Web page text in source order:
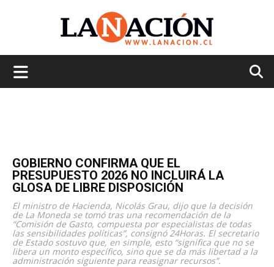
GOBIERNO CONFIRMA QUE EL
PRESUPUESTO 2026 NO INCLUIRÁ LA
GLOSA DE LIBRE DISPOSICIÓN
El ministro de Hacienda, Nicolás Grau, dijo que la decisión
de La Moneda se tomó tras una recomendación de la
“Comisión de Gasto, compuesta por especialistas de todas
las sensibilidades políticas”, consignó 24Horas. El secretario
de Estado sostuvo que, en simple, esto “significa que no se
libera un monto específico, sino que se da más libertad a la
administración siguiente para reasignar recursos”.